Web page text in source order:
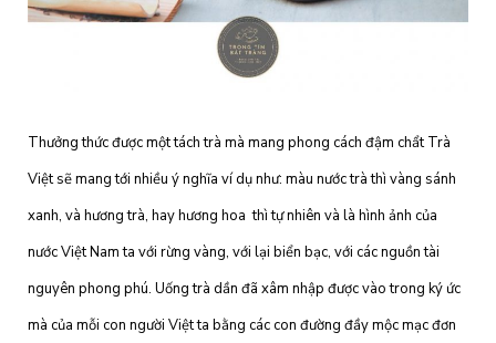
Thưởng thức được một tách trà mà mang phong cách đậm chẩt Trà
Việt sẽ mang tới nhiều ý nghĩa ví dụ như: màu nước trà thì vàng sánh
xanh, và hương trà, hay hương hoa thì tự nhiên và là hình ảnh của
nước Việt Nam ta với rừng vàng, với lại biển bạc, với các nguồn tài
nguyên phong phú. Uống trà dần đã xâm nhập được vào trong ký ức
mà của mỗi con người Việt ta bằng các con đường đầy mộc mạc đơn